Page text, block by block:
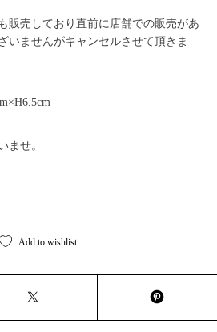
販売しており直前に店舗での販売があ
いませんがキャンセルさせて頂きま
ませ。
Add to wishlist